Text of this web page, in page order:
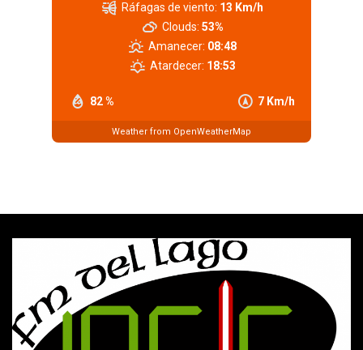
82 % 7 Km/h
Ráfagas de viento: 13 Km/h
Clouds: 53%
Amanecer: 08:48
Atardecer: 18:53
Weather from OpenWeatherMap